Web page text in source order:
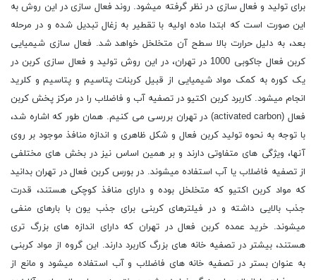
برای تولید و فعال سازی در نظر گرفته میشود. روند فعال سازی در این روش به
این صورت است که ابتدا ماده اولیه با تقطیر به زغال تبدیل شده و در مرحله
بعد، به دلیل حرارت بالا سطح آن متخلخل خواهد شد. فعال سازی شیمیایی
کربن فعال جاکوبی 1000 در تهران، در این روش تولید و فعال سازی کربن در
یک کوره به کمک مواد شیمیایی از قبیل کربنات پتاسیم و پتاسیم و کلرید
انجام میشود. کاربرد کربن اکتیو در تصفیه آب و فاضلاب را در مرکز پخش کربن
فعال (activated carbon) در تهران بررسی می کنیم. همان طور که اشاره شد،
با توجه به نحوه تولید کربن فعال و شکل ظاهری و اندازه منافذ موجود بر روی
آنها، ویژگی های متفاوتی دارند و بر همین اساس نیز در بخش های مختلفی
از تصفیه فاضلاب یا آب استفاده میشوند. در بورس کربن فعال در تهران بدانید
که مواد کربن اکتیو که متخلخل بوده و دارای منافذ کوچکی هستند، قدرت
جذب بالایی داشته و در فیلترهای کربنی برای جذب یون با بارهای منفی
میشوند. خرید عمده کربن فعال در تهران که دارای اندازه های بزرگ تری
هستند، بیشتر در تصفیه خانه های بزرگ کاربرد دارند. این گروه از مواد کربنی
به عنوان بستر در تصفیه خانه های فاضلاب و آب استفاده میشود و مانع از